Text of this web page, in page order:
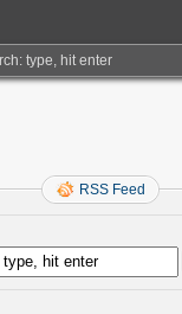
RSS Feed